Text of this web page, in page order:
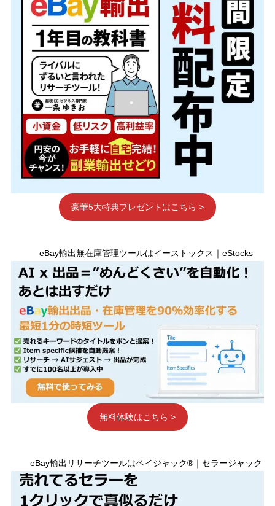
豪華5大特典プレゼントはこちら >
eBay輸出無在庫管理ツールはイーストックス｜eStocks
無料体験はこちら >
eBay輸出リサーチツールはベイジャック®｜セラージャック